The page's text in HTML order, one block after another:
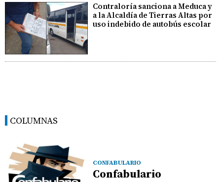
Contraloría sanciona a Meduca y
a la Alcaldía de Tierras Altas por
uso indebido de autobús escolar
COLUMNAS
CONFABULARIO
Confabulario